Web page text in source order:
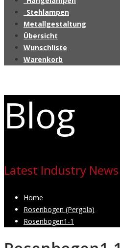
_Stehlampen
Metallgestaltung
Übersicht
Wunschliste
Warenkorb
Blog
Latest Industry News
Home
Rosenbogen (Pergola)
Rosenbogen1-1